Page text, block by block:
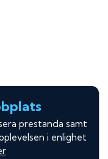
prestanda samt
i enlighet